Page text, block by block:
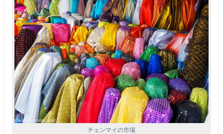
チェンマイの市場